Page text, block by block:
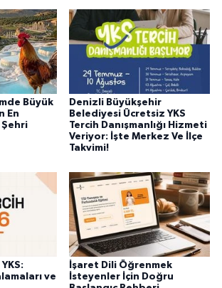
Büyük
En
Şehri
Denizli Büyükşehir
Belediyesi Ücretsiz YKS
Tercih Danışmanlığı Hizmeti
Veriyor: İşte Merkez Ve İlçe
Takvimi!
ve
İşaret Dili Öğrenmek
İsteyenler İçin Doğru